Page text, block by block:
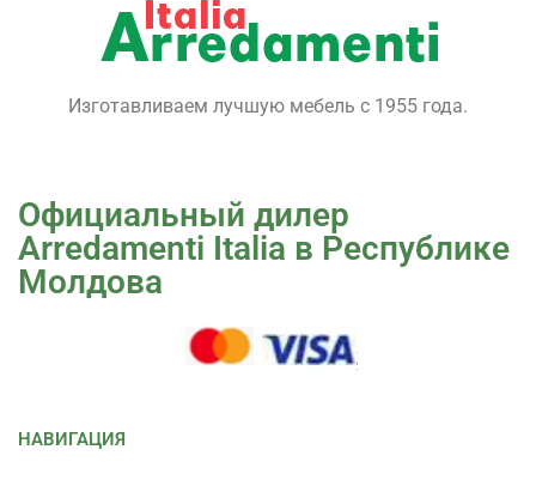
Изготавливаем лучшую мебель с 1955 года.
Официальный дилер
Arredamenti Italia в Республике
Молдова
НАВИГАЦИЯ